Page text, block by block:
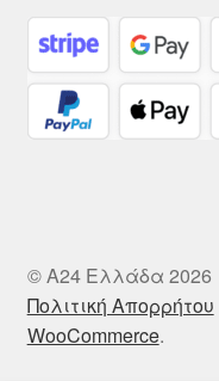
© A24 Ελλάδα 2026
Πολιτική Απορρήτου
WooCommerce.